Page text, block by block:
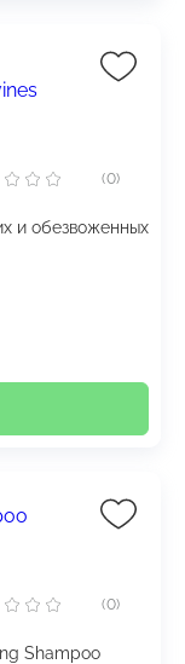
(0)
и обезвоженных
(0)
Shampoo